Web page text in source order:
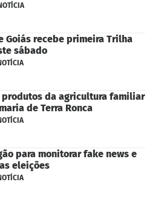
Goiás recebe primeira Trilha
sábado
produtos da agricultura familiar
de Terra Ronca
para monitorar fake news e
eleições